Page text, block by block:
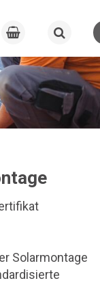
Solarmontage